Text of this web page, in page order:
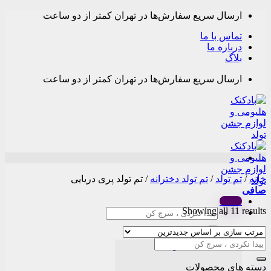
Skip
content
ارسال سریع سفارش‌ها در تهران کمتر از دو ساعت
تماس با ما
درباره ما
بلاگ
ارسال سریع سفارش‌ها در تهران کمتر از دو ساعت
Menu
جستجو
برای:
دسته بندی محصولات
خانه / تم تولد / تم تولد دخترانه / تم تولد پری دریایی
صافی
Showing all 11 results
Sorted
by
latest
دسته های محصولات